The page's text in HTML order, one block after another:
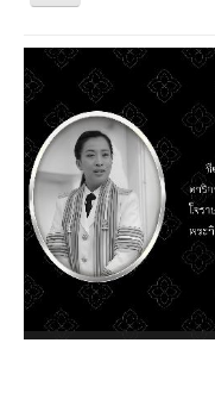
เก
ประวัติ
พันธกิจ
บุคลากร
สถานีวิจัยฯ เกาะสีชัง
ศูนย์ฝึกอบรมและสัมมนา
ชลทัศนสถาน
ข่าวกิจกรรม
งานวิจัยขั้วโลก